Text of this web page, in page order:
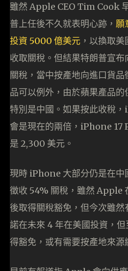
雖然 Apple CEO Tim Cook
普上任後不久就表明心跡， 願
投資 5000 億美元 ，以換取
收取關稅。但結果特朗普宣
關稅，當中按產地向進口貨
品可以例外，由於蘋果產品的
特別是中國。如果按此收稅
會是現在的兩倍，iPhone 17
是 2,300 美元。
現時 iPhone 大部分仍是在中
徵收 54% 關稅，雖然 Apple
後取得關稅豁免，但今次雖
諾在未來 4 年在美國投資，
得豁免，或有需要按產地來源